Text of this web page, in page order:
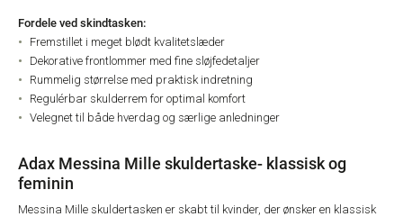
Fordele ved skindtasken:
Fremstillet i meget blødt kvalitetslæder
Dekorative frontlommer med fine sløjfedetaljer
Rummelig størrelse med praktisk indretning
Regulérbar skulderrem for optimal komfort
Velegnet til både hverdag og særlige anledninger
Adax Messina Mille skuldertaske- klassisk og
feminin
Messina Mille skuldertasken er skabt til kvinder, der ønsker en klassisk